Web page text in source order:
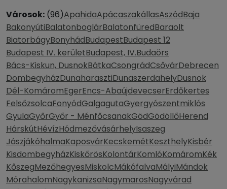
Városok: (96)ApahidaApácaszakállasAszódBaja
BakonyútiBalatonboglárBalatonfüredBaraolt
BiatorbágyBonyhádBudapestBudapest 12
Budapest IV. kerületBudapest, IV.Budaörs
Bács-Kiskun, DusnokBátkaCsongrádCsővárDebrecen
DombegyházDunaharasztiDunaszerdahelyDusnok
Dél-KomáromEgerEncs-AbaújdevecserErdőkertes
FelsőzsolcaFonyódGalgagutaGyergyószentmiklós
GyulaGyőrGyőr - MénfőcsanakGödGödöllőHerend
HárskútHévízHódmezővásárhelyIsaszeg
JászjákóhalmaKaposvárKecskemétKeszthelyKisbér
KisdombegyházKiskőrösKolontárKomlóKomáromKék
KőszegMezőhegyesMiskolcMákófalvaMályiMándok
MórahalomNagykanizsaNagymarosNagyvárad